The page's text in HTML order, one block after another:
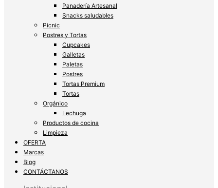
Panadería Artesanal
Snacks saludables
Picnic
Postres y Tortas
Cupcakes
Galletas
Paletas
Postres
Tortas Premium
Tortas
Orgánico
Lechuga
Productos de cocina
Limpieza
OFERTA
Marcas
Blog
CONTÁCTANOS